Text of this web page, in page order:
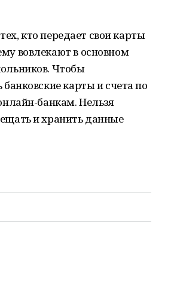
кто передает свои карты
вовлекают в основном
Чтобы
карты и счета по
банкам. Нельзя
и хранить данные